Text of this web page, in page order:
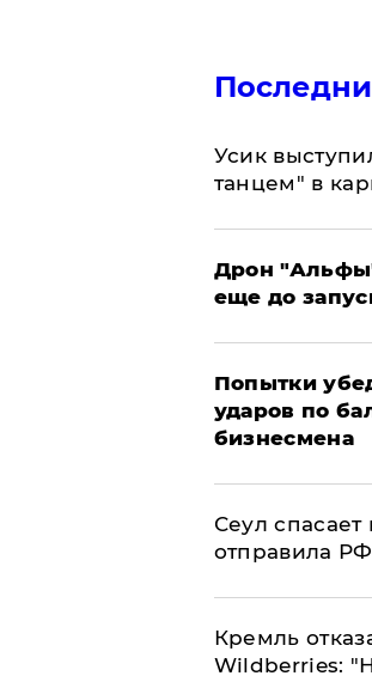
Усик
танцем" в
Дрон
еще до
Попытки
ударов по
бизнесмена
​Сеул
отправила
Кремль
Wildberries: